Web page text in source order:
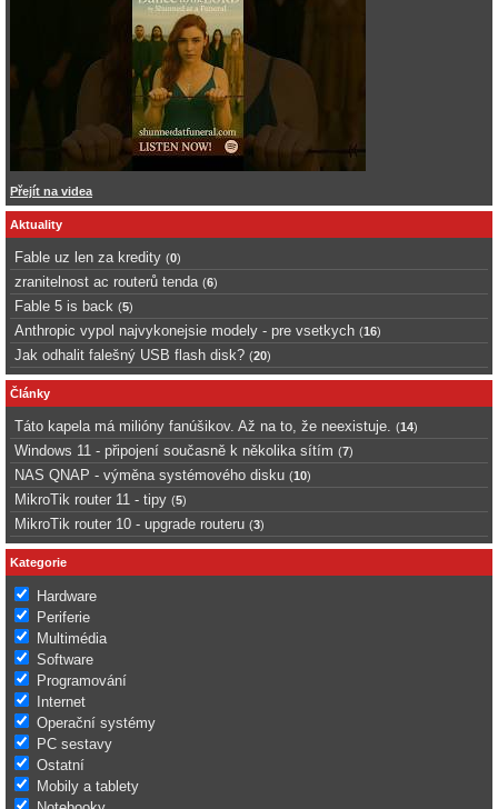
Přejít na videa
Aktuality
Fable uz len za kredity (0)
zranitelnost ac routerů tenda (6)
Fable 5 is back (5)
Anthropic vypol najvykonejsie modely - pre vsetkych (16)
Jak odhalit falešný USB flash disk? (20)
Články
Táto kapela má milióny fanúšikov. Až na to, že neexistuje. (14)
Windows 11 - připojení současně k několika sítím (7)
NAS QNAP - výměna systémového disku (10)
MikroTik router 11 - tipy (5)
MikroTik router 10 - upgrade routeru (3)
Kategorie
Hardware
Periferie
Multimédia
Software
Programování
Internet
Operační systémy
PC sestavy
Ostatní
Mobily a tablety